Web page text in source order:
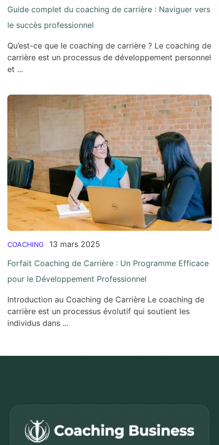
Guide complet du coaching de carrière : Naviguer vers
le succès professionnel
Qu’est-ce que le coaching de carrière ? Le coaching de
carrière est un processus de développement personnel
et ...
COACHING
13 mars 2025
Forfait Coaching de Carrière : Un Programme Efficace
pour le Développement Professionnel
Introduction au Coaching de Carrière Le coaching de
carrière est un processus évolutif qui soutient les
individus dans ...